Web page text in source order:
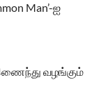
Man’-ஐ
வழங்கும்